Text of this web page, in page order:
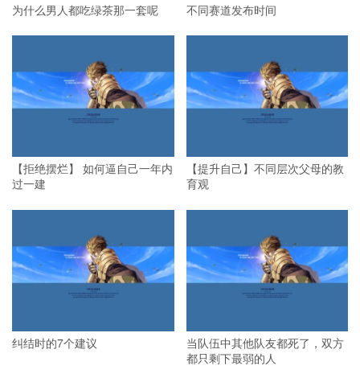
为什么男人都吃绿茶那一套呢 不同赛道发布时间
【拒绝摆烂】 如何逼自己一年内
过一建
【提升自己】不同层次父母的教
育观
纠结时的7个建议
当队伍中其他队友都死了，双方
都只剩下最弱的人